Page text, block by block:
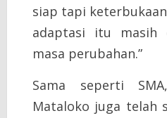
siap tapi
adaptasi itu masih
masa perubahan.”
Sama seperti
Mataloko juga telah